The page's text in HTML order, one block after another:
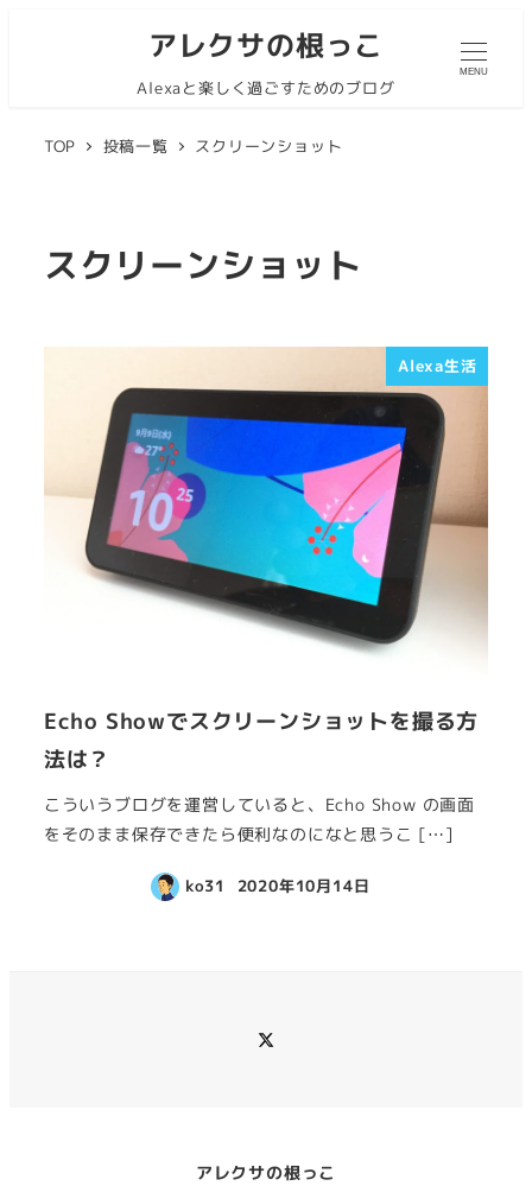
アレクサの根っこ
Alexaと楽しく過ごすためのブログ
MENU
TOP 投稿一覧 スクリーンショット
スクリーンショット
Alexa生活
Echo Showでスクリーンショットを撮る方
法は？
こういうブログを運営していると、Echo Show の画面
をそのまま保存できたら便利なのになと思うこ […]
ko31 2020年10月14日
アレクサの根っこ